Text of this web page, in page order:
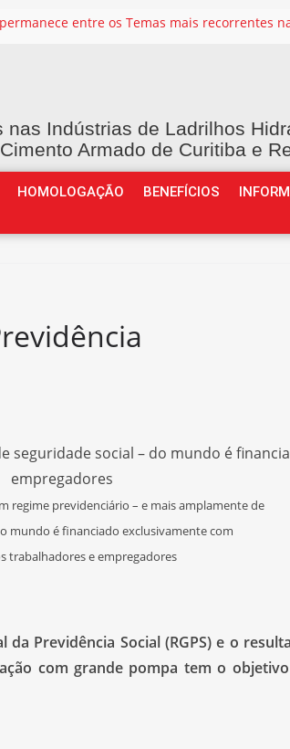
nas Indústrias de Ladrilhos
Armado de Curitiba e
HOMOLOGAÇÃO BENEFÍCIOS
regime previdenciário – e mais amplamente de
mundo é financiado exclusivamente com
trabalhadores e empregadores
Previdência Social (RGPS) e o
com grande pompa tem o